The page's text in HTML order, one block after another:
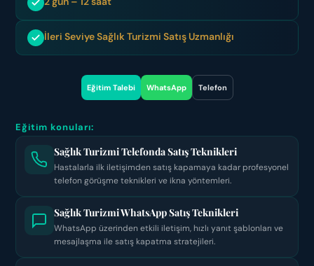
İleri Seviye Sağlık Turizmi Satış Uzmanlığı
Eğitim Talebi WhatsApp Telefon
Eğitim konuları:
Sağlık Turizmi Telefonda Satış Teknikleri
Hastalarla ilk iletişimden satış kapamaya kadar profesyonel
telefon görüşme teknikleri ve ikna yöntemleri.
Sağlık Turizmi WhatsApp Satış Teknikleri
WhatsApp üzerinden etkili iletişim, hızlı yanıt şablonları ve
mesajlaşma ile satış kapatma stratejileri.